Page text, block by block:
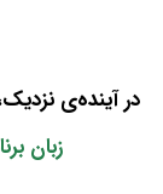
در آینده‌ی
زبان